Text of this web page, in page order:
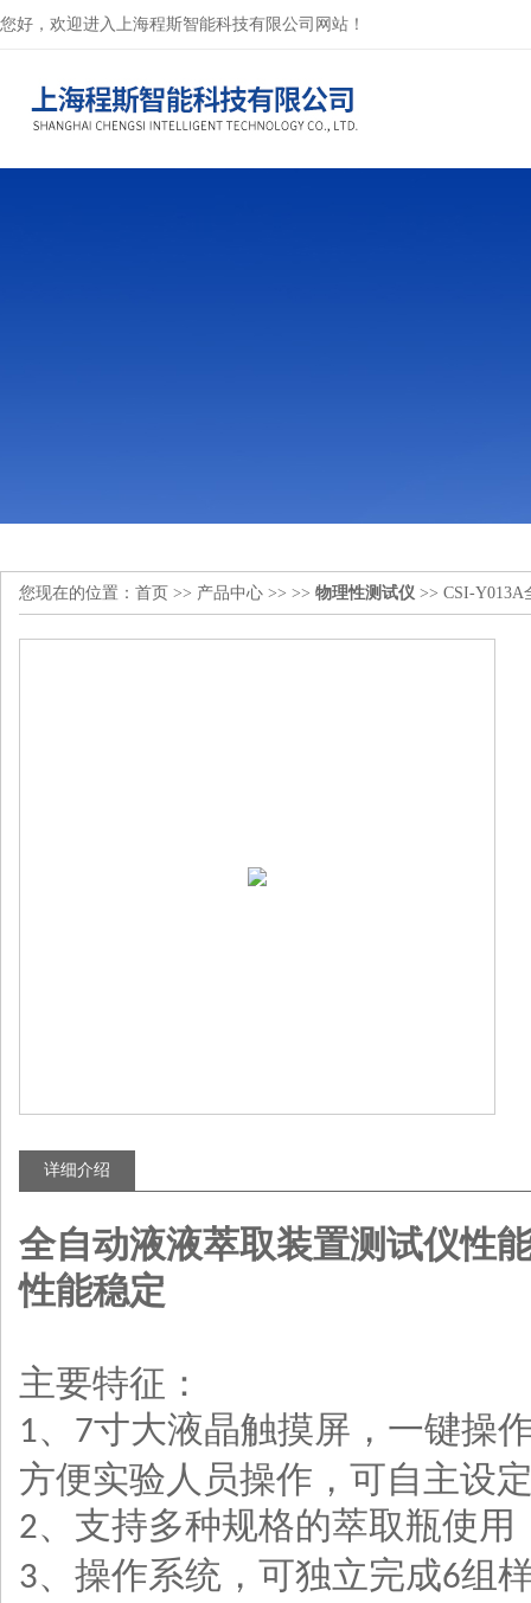
您好，欢迎进入上海程斯智能科技有限公司网站！
您现在的位置： 首页 >> 产品中心 >> >> 物理性测试仪 >> CSI-Y013A
详细介绍
全自动液液萃取装置测试仪性
性能稳定
主要特征：
1、 7寸大液晶触摸屏，一键操
方便实验人员操作，可自主设
2、支持多种规格的萃取瓶使
3、操作系统，可独立完成6组